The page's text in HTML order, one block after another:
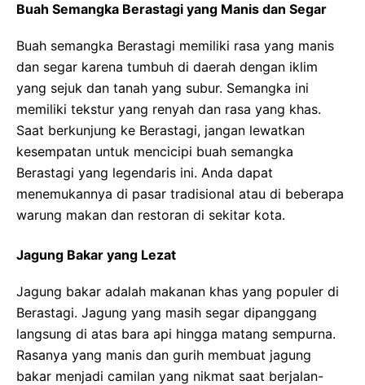
Buah Semangka Berastagi yang Manis dan Segar
Buah semangka Berastagi memiliki rasa yang manis
dan segar karena tumbuh di daerah dengan iklim
yang sejuk dan tanah yang subur. Semangka ini
memiliki tekstur yang renyah dan rasa yang khas.
Saat berkunjung ke Berastagi, jangan lewatkan
kesempatan untuk mencicipi buah semangka
Berastagi yang legendaris ini. Anda dapat
menemukannya di pasar tradisional atau di beberapa
warung makan dan restoran di sekitar kota.
Jagung Bakar yang Lezat
Jagung bakar adalah makanan khas yang populer di
Berastagi. Jagung yang masih segar dipanggang
langsung di atas bara api hingga matang sempurna.
Rasanya yang manis dan gurih membuat jagung
bakar menjadi camilan yang nikmat saat berjalan-